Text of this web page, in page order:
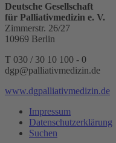
Deutsche Gesellschaft
für Palliativmedizin e. V.
Zimmerstr. 26/27
10969 Berlin
T 030 / 30 10 100 - 0
dgp@palliativmedizin.de
www.dgpalliativmedizin.de
Impressum
Datenschutzerklärung
Suchen